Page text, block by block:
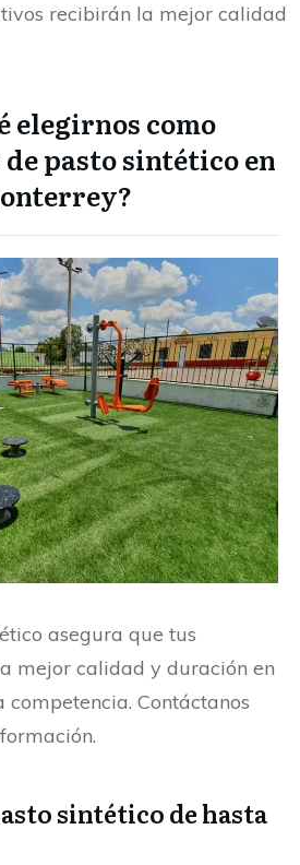
recibirán la mejor calidad
elegirnos como
pasto sintético en
asegura que tus
mejor calidad y duración en
Contáctanos
sintético de hasta